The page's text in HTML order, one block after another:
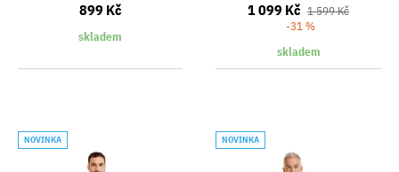
899 Kč
skladem
1 099 Kč 1 599 Kč
-31 %
skladem
NOVINKA NOVINKA